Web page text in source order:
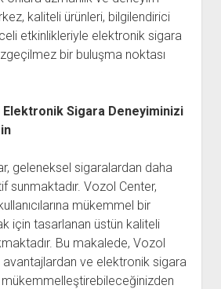
kaliteli ürünleri, bilgilendirici
etkinlikleriyle elektronik sigara
bir buluşma noktası
Sigara Deneyiminizi
geleneksel sigaralardan daha
sunmaktadır. Vozol Center,
mükemmel bir
için tasarlanan üstün kaliteli
Bu makalede, Vozol
avantajlardan ve elektronik sigara
mükemmelleştirebileceğinizden